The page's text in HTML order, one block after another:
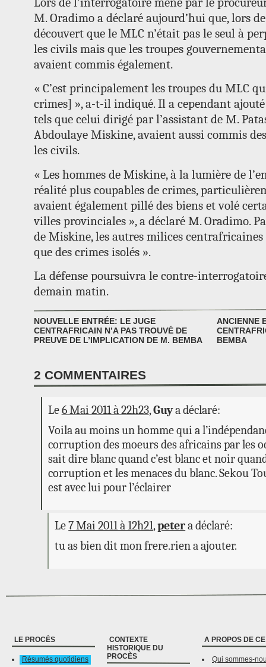
M. Oradimo a déclaré aujourd’hui que, lors
découvert que le MLC n’était pas le seul à
les civils mais que les troupes
avaient commis également.
« C’est principalement les troupes du MLC
crimes] », a-t-il indiqué. Il a cependant ajouté
tels que celui dirigé par l’assistant de M.
Abdoulaye Miskine, avaient aussi commis
les civils.
« Les hommes de Miskine, à la lumière de
réalité plus coupables de crimes,
avaient également pillé des biens et volé
villes provinciales », a déclaré M. Oradimo.
de Miskine, les autres milices centrafricaines
que des crimes isolés ».
La défense poursuivra le contre-
demain matin.
ANCIENNE
BEMBA
NOUVELLE ENTRÉE: LE JUGE
CENTRAFRICAIN N’A PAS TROUVÉ DE
PREUVE DE L’IMPLICATION DE M. BEMBA
2 COMMENTAIRES
Le6 Mai 2011 à 22h23,Guya déclaré:
Voila au moins un homme qui a
corruption des moeurs des africains par les
sait dire blanc quand c’est blanc et noir
corruption et les menaces du blanc. Sekou
est avec lui pour l’éclairer
Le7 Mai 2011 à 12h21,petera déclaré:
tu as bien dit mon frere.rien a ajouter.
LE PROCÈS
Résumés quotidiens
CONTEXTE
HISTORIQUE DU
PROCÈS
A PROPOS DE
Qui sommes-